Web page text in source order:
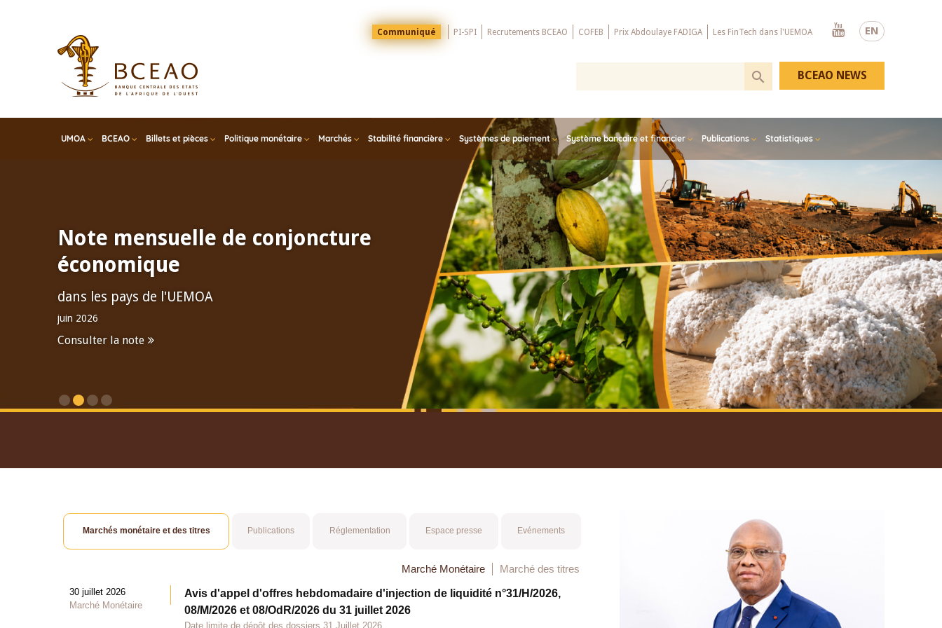
EN
Menu
Top
Communiqué PI-SPI Recrutements BCEAO COFEB Prix Abdoulaye FADIGA Les FinTech dans l'UEMOA
Youtube
UMOA BCEAO Billets et pièces Politique monétaire Marchés Stabilité financière Systèmes de paiement Système bancaire et financier Publications Statistiques
BCEAO NEWS
Note mensuelle de conjoncture
économique
dans les pays de l'UEMOA
juin 2026
Consulter la note
Marchés monétaire et des titres Publications Réglementation Espace presse Evénements
Marché Monétaire Marché des titres
30 juillet 2026
Marché Monétaire
Avis d'appel d'offres hebdomadaire d'injection de liquidité n°31/H/2026,
08/M/2026 et 08/OdR/2026 du 31 juillet 2026
Date limite de dépôt des dossiers 31 Juillet 2026